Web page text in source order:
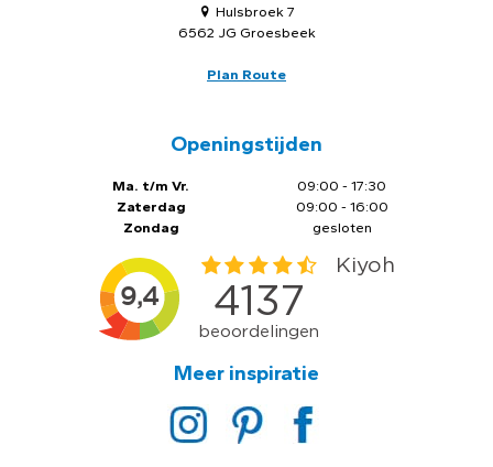
Hulsbroek 7
6562 JG Groesbeek
Plan Route
Openingstijden
Ma. t/m Vr.
Zaterdag
Zondag
09:00 - 17:30
09:00 - 16:00
gesloten
Meer inspiratie